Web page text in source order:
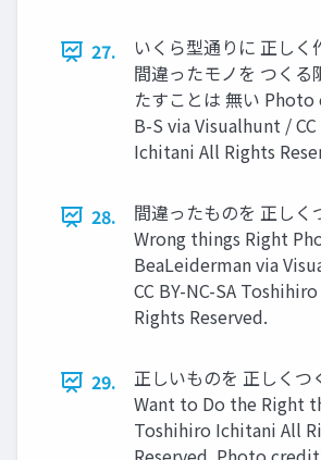
27.
いくら型通りに 正しく
間違ったモノを つくる
たすことは 無い
B-S via Visualhunt /
Ichitani All Rights
28.
間違ったものを 正し
Wrong things Right
BeaLeiderman via
CC BY-NC-SA
Rights Reserved.
29.
正しいものを 正しくつ
Want to Do the Right
Toshihiro Ichitani All